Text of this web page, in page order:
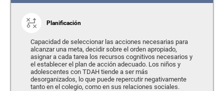
Planificación
Capacidad de seleccionar las acciones necesarias para
alcanzar una meta, decidir sobre el orden apropiado,
asignar a cada tarea los recursos cognitivos necesarios y
el establecer el plan de acción adecuado. Los niños y
adolescentes con TDAH tiende a ser más
desorganizados, lo que puede repercutir negativamente
tanto en el colegio, como en sus relaciones sociales.